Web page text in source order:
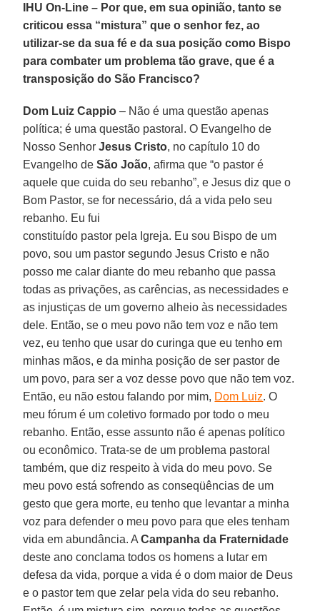
IHU On-Line – Por que, em sua opinião, tanto se
criticou essa “mistura” que o senhor fez, ao
utilizar-se da sua fé e da sua posição como Bispo
para combater um problema tão grave, que é a
transposição do São Francisco?
Dom Luiz Cappio – Não é uma questão apenas
política; é uma questão pastoral. O Evangelho de
Nosso SenhorJesus Cristo, no capítulo 10 do
Evangelho deSão João, afirma que “o pastor é
aquele que cuida do seu rebanho”, e Jesus diz que o
Bom Pastor, se for necessário, dá a vida pelo seu
rebanho. Eu fui
constituído pastor pela Igreja. Eu sou Bispo de um
povo, sou um pastor segundo Jesus Cristo e não
posso me calar diante do meu rebanho que passa
todas as privações, as carências, as necessidades e
as injustiças de um governo alheio às necessidades
dele. Então, se o meu povo não tem voz e não tem
vez, eu tenho que usar do curinga que eu tenho em
minhas mãos, e da minha posição de ser pastor de
um povo, para ser a voz desse povo que não tem voz.
Então, eu não estou falando por mim, Dom Luiz. O
meu fórum é um coletivo formado por todo o meu
rebanho. Então, esse assunto não é apenas político
ou econômico. Trata-se de um problema pastoral
também, que diz respeito à vida do meu povo. Se
meu povo está sofrendo as conseqüências de um
gesto que gera morte, eu tenho que levantar a minha
voz para defender o meu povo para que eles tenham
vida em abundância. ACampanha da Fraternidade
deste ano conclama todos os homens a lutar em
defesa da vida, porque a vida é o dom maior de Deus
e o pastor tem que zelar pela vida do seu rebanho.